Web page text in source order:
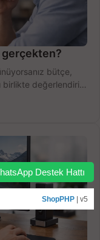
gerçekten?
bütçe,
birlikte değerlendirin,
Destek Hattı
ShopPHP | v5